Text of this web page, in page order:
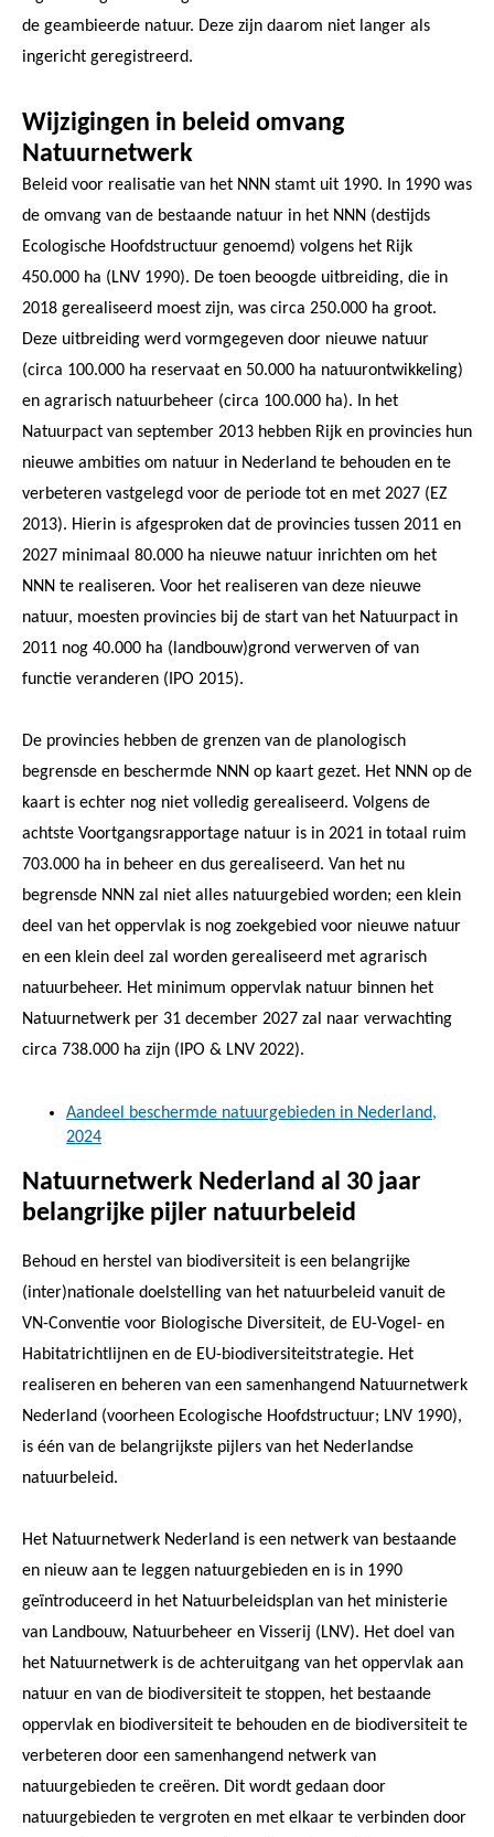
de geambieerde natuur. Deze zijn daarom niet langer als
ingericht geregistreerd.
Wijzigingen in beleid omvang
Natuurnetwerk
Beleid voor realisatie van het NNN stamt uit 1990. In 1990 was
de omvang van de bestaande natuur in het NNN (destijds
Ecologische Hoofdstructuur genoemd) volgens het Rijk
450.000 ha (LNV 1990). De toen beoogde uitbreiding, die in
2018 gerealiseerd moest zijn, was circa 250.000 ha groot.
Deze uitbreiding werd vormgegeven door nieuwe natuur
(circa 100.000 ha reservaat en 50.000 ha natuurontwikkeling)
en agrarisch natuurbeheer (circa 100.000 ha). In het
Natuurpact van september 2013 hebben Rijk en provincies hun
nieuwe ambities om natuur in Nederland te behouden en te
verbeteren vastgelegd voor de periode tot en met 2027 (EZ
2013). Hierin is afgesproken dat de provincies tussen 2011 en
2027 minimaal 80.000 ha nieuwe natuur inrichten om het
NNN te realiseren. Voor het realiseren van deze nieuwe
natuur, moesten provincies bij de start van het Natuurpact in
2011 nog 40.000 ha (landbouw)grond verwerven of van
functie veranderen (IPO 2015).
De provincies hebben de grenzen van de planologisch
begrensde en beschermde NNN op kaart gezet. Het NNN op de
kaart is echter nog niet volledig gerealiseerd. Volgens de
achtste Voortgangsrapportage natuur is in 2021 in totaal ruim
703.000 ha in beheer en dus gerealiseerd. Van het nu
begrensde NNN zal niet alles natuurgebied worden; een klein
deel van het oppervlak is nog zoekgebied voor nieuwe natuur
en een klein deel zal worden gerealiseerd met agrarisch
natuurbeheer. Het minimum oppervlak natuur binnen het
Natuurnetwerk per 31 december 2027 zal naar verwachting
circa 738.000 ha zijn (IPO & LNV 2022).
Aandeel beschermde natuurgebieden in Nederland,
2024
Natuurnetwerk Nederland al 30 jaar
belangrijke pijler natuurbeleid
Behoud en herstel van biodiversiteit is een belangrijke
(inter)nationale doelstelling van het natuurbeleid vanuit de
VN-Conventie voor Biologische Diversiteit, de EU-Vogel- en
Habitatrichtlijnen en de EU-biodiversiteitstrategie. Het
realiseren en beheren van een samenhangend Natuurnetwerk
Nederland (voorheen Ecologische Hoofdstructuur; LNV 1990),
is één van de belangrijkste pijlers van het Nederlandse
natuurbeleid.
Het Natuurnetwerk Nederland is een netwerk van bestaande
en nieuw aan te leggen natuurgebieden en is in 1990
geïntroduceerd in het Natuurbeleidsplan van het ministerie
van Landbouw, Natuurbeheer en Visserij (LNV). Het doel van
het Natuurnetwerk is de achteruitgang van het oppervlak aan
natuur en van de biodiversiteit te stoppen, het bestaande
oppervlak en biodiversiteit te behouden en de biodiversiteit te
verbeteren door een samenhangend netwerk van
natuurgebieden te creëren. Dit wordt gedaan door
natuurgebieden te vergroten en met elkaar te verbinden door